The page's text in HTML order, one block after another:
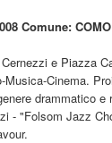
Comune: COMO
e Piazza
Musica-Cinema.
drammatico
- "Folsom Jazz